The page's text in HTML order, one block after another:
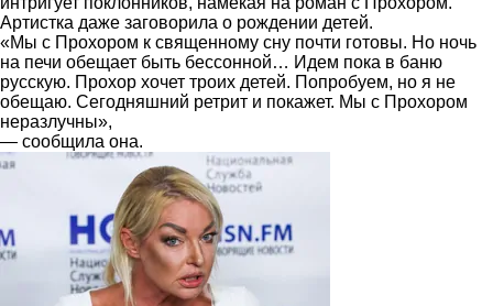
Артистка даже заговорила о рождении детей.
«Мы с Прохором к священному сну почти готовы. Но ночь
на печи обещает быть бессонной… Идем пока в баню
русскую. Прохор хочет троих детей. Попробуем, но я не
обещаю. Сегодняшний ретрит и покажет. Мы с Прохором
неразлучны»,
— сообщила она.